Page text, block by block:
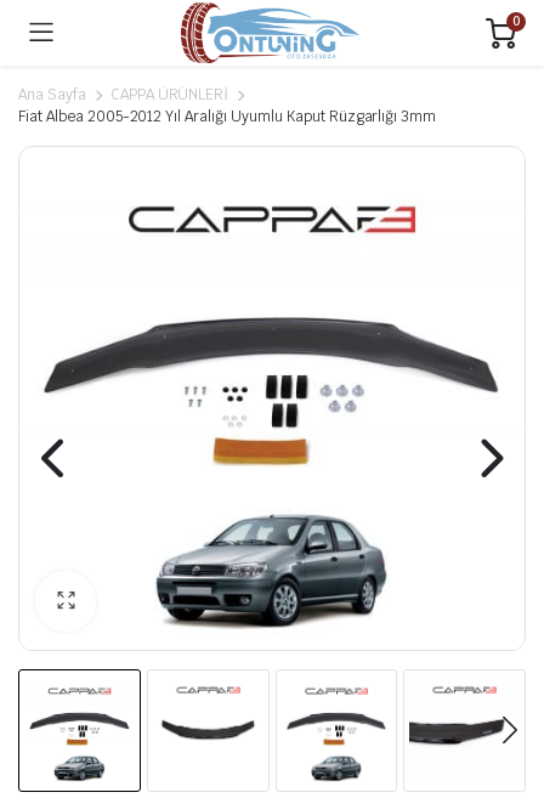
0
Ana Sayfa
CAPPA ÜRÜNLERİ
Fiat Albea 2005-2012 Yıl Aralığı Uyumlu Kaput Rüzgarlığı 3mm